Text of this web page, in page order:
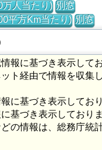
万人当たり) 別窓
平方Km当たり) 別窓
報に基づき表示して
ト経由で情報を収集
に基づき表示しており
基づき表示しておりま
の情報は、総務庁統